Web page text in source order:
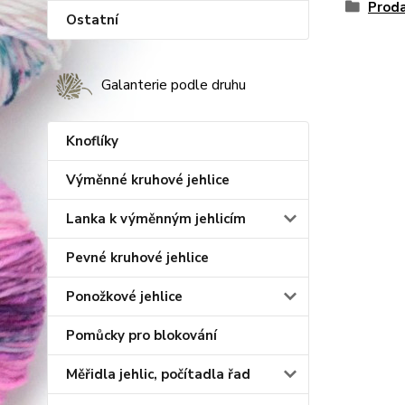
Ostatní
Galanterie podle druhu
Knoflíky
Výměnné kruhové jehlice
Lanka k výměnným jehlicím
Pevné kruhové jehlice
Ponožkové jehlice
Pomůcky pro blokování
Měřidla jehlic, počítadla řad